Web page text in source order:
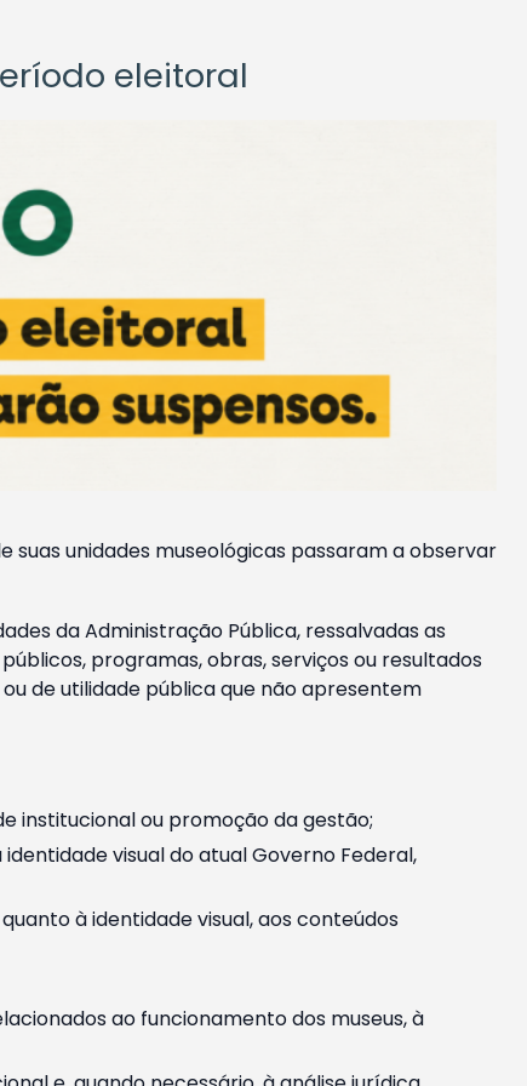
eleitoral
suas unidades museológicas passaram a observar
da Administração Pública, ressalvadas as
programas, obras, serviços ou resultados
de utilidade pública que não apresentem
institucional ou promoção da gestão;
visual do atual Governo Federal,
à identidade visual, aos conteúdos
ao funcionamento dos museus, à